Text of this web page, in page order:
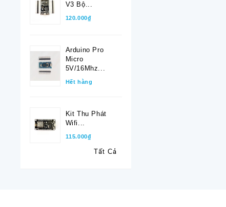
V3 Bộ...
120.000₫
Arduino Pro
Micro
5V/16Mhz...
Hết hàng
Kit Thu Phát
Wifi...
115.000₫
Tất Cả